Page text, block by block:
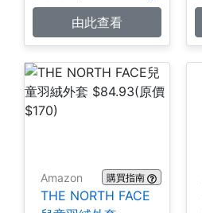
由此查看
Amazon 購買指南
THE NORTH FACE